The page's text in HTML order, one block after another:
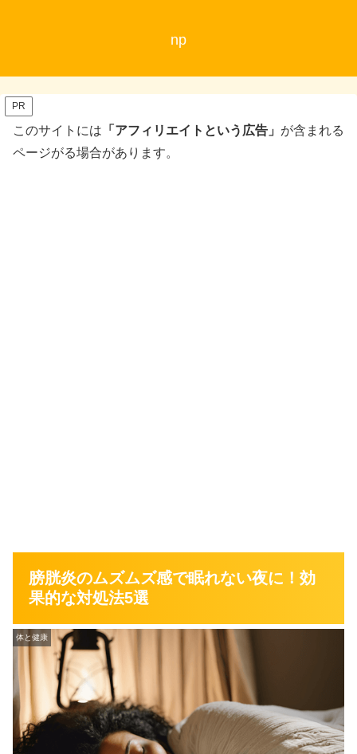
np
PR
このサイトには 「アフィリエイトという広告」 が含まれる
ページがる場合があります。
膀胱炎のムズムズ感で眠れない夜に！効
果的な対処法5選
体と健康